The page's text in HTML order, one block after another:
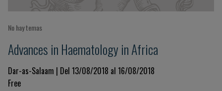
No hay temas
Advances in Haematology in Africa
Dar-as-Salaam | Del 13/08/2018 al 16/08/2018
Free